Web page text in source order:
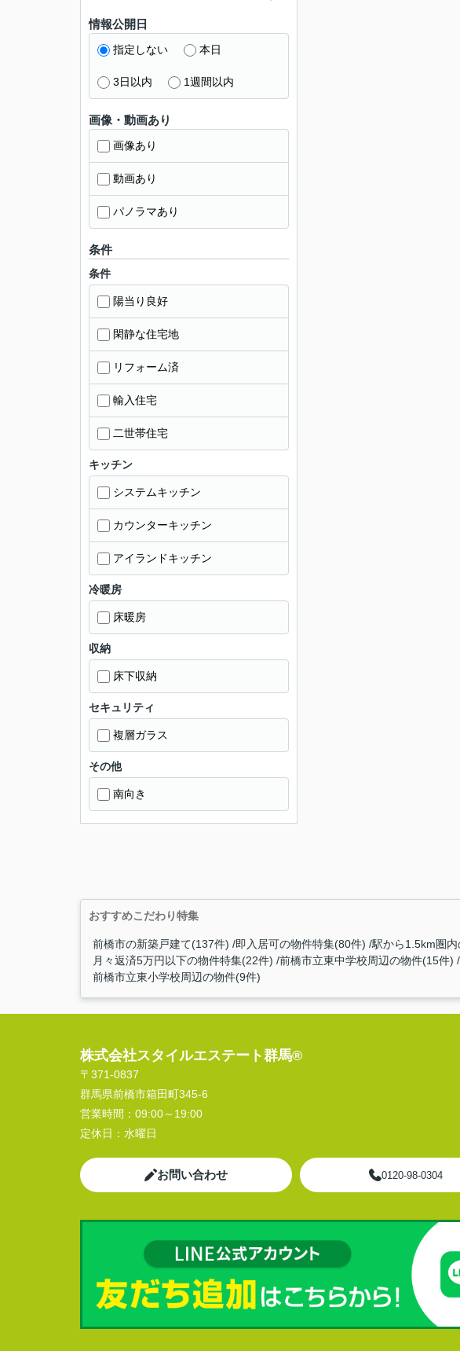
情報公開日
指定しない 本日
3日以内 1週間以内
画像・動画あり
画像あり
動画あり
パノラマあり
条件
条件
陽当り良好
閑静な住宅地
リフォーム済
輸入住宅
二世帯住宅
キッチン
システムキッチン
カウンターキッチン
アイランドキッチン
冷暖房
床暖房
収納
床下収納
セキュリティ
複層ガラス
その他
南向き
おすすめこだわり特集
前橋市の新築戸建て(137件) 即入居可の物件特集(80件) 駅から1.5km圏
月々返済5万円以下の物件特集(22件) 前橋市立東中学校周辺の物件(15件)
前橋市立東小学校周辺の物件(9件)
株式会社スタイルエステート群馬®
〒371-0837
群馬県前橋市箱田町345-6
営業時間： 09:00～19:00
定休日： 水曜日
お問い合わせ 0120-98-0304